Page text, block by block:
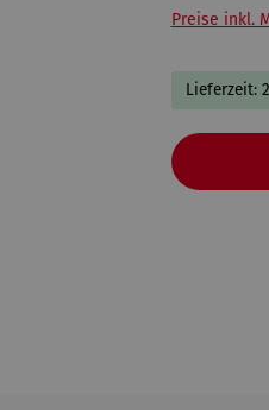
Preise inkl.
Lieferzeit: